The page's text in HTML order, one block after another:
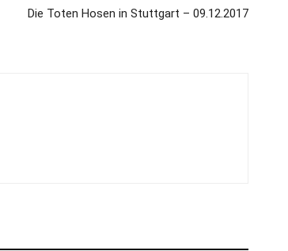
Die Toten Hosen in Stuttgart – 09.12.2017